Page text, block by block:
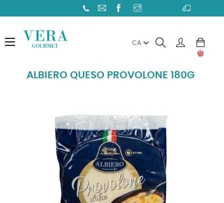
Toggle
☰ CA
0
ALBIERO QUESO PROVOLONE 180G